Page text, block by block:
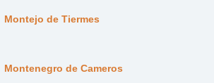
Montejo de Tiermes
Montenegro de Cameros